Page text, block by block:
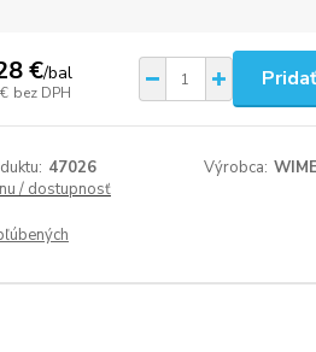
€/bal
bez DPH
47026 Výrobca:
/ dostupnosť